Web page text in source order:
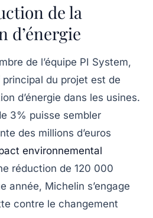
de la
d’énergie
de l’équipe PI System,
principal du projet est de
d’énergie dans les usines.
3% puisse sembler
des millions d’euros
environnemental
réduction de 120 000
année, Michelin s’engage
contre le changement